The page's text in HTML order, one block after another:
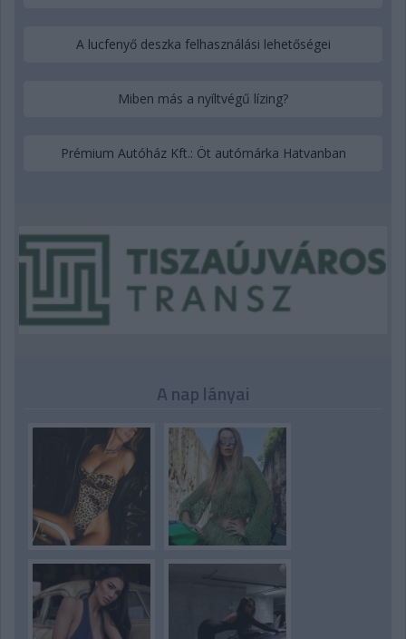
A lucfenyő deszka felhasználási lehetőségei
Miben más a nyíltvégű lízing?
Prémium Autóház Kft.: Öt autómárka Hatvanban
A nap lányai